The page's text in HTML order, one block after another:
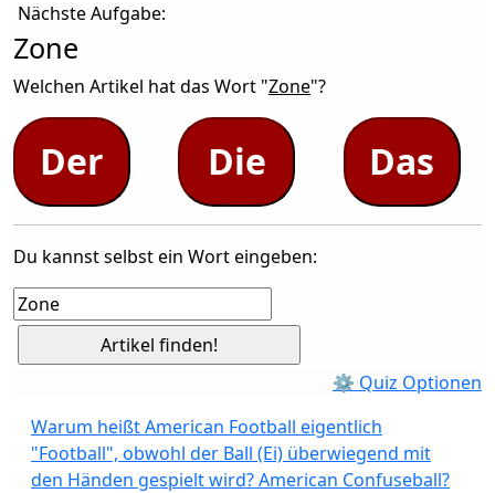
Nächste Aufgabe:
Zone
Welchen Artikel hat das Wort "Zone"?
Der Die Das
Du kannst selbst ein Wort eingeben:
⚙ Quiz Optionen
Warum heißt American Football eigentlich
"Football", obwohl der Ball (Ei) überwiegend mit
den Händen gespielt wird? American Confuseball?